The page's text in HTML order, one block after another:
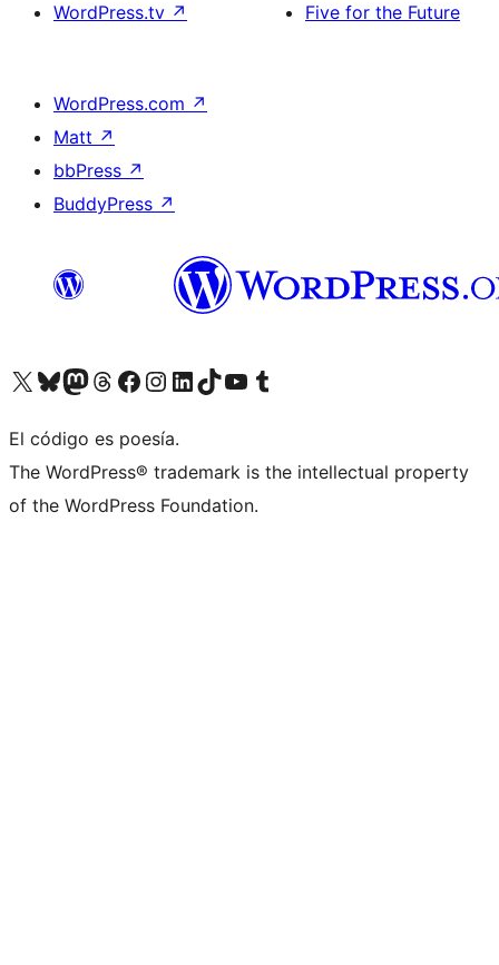
WordPress.tv ↗
Five for the Future
WordPress.com ↗
Matt ↗
bbPress ↗
BuddyPress ↗
Visitá nuestra cuenta de X (anteriormente Twitter)
Visitá nuestra cuenta de Bluesky
Visitá nuestra cuenta de Mastodon
Visitá nuestra cuenta de Threads
Visitá nuestra página de Facebook
Visitá nuestra cuenta de Instagram
Visitá nuestra cuenta de LinkedIn
Visitá nuestra cuenta de TikTok
Visitá nuestro canal de YouTube
Visitá nuestra cuenta de Tumblr
El código es poesía.
The WordPress® trademark is the intellectual property
of the WordPress Foundation.